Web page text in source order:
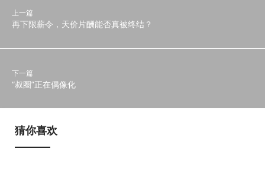
上一篇
再下限薪令，天价片酬能否真被终结？
下一篇
“叔圈”正在偶像化
猜你喜欢